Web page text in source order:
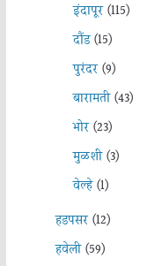
इंदापूर(115)
दौंड(15)
पुरंदर(9)
बारामती(43)
भोर(23)
मुळशी(3)
वेल्हे(1)
हडपसर(12)
हवेली(59)